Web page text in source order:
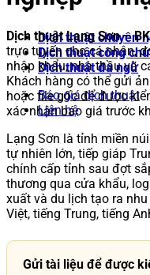
Dịch thuật chuyên
Dịch thuật công
Dịch thuật đa ngữ
Báo giá dịch thuật
Liên hệ
Dịch thuật Lạng Sơn –
trực tuyến cho cá nhân,
nhập khẩu, nhà thầu và
Khách hàng có thể gửi
hoặc file gốc để được
xác nhận báo giá trước
Lạng Sơn là tỉnh miền
tự nhiên lớn, tiếp giáp
chính cấp tỉnh sau đợt
thương qua cửa khẩu,
xuất và du lịch tạo ra
Việt, tiếng Trung, tiếng
Gửi tài liệu để được